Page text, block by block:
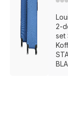
Voor
2-
set